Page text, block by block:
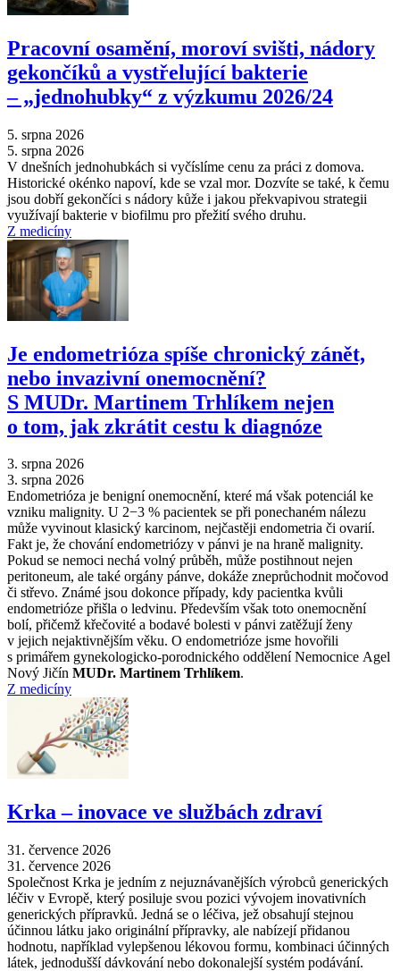
Pracovní osamění, moroví svišti, nádory
gekončíků a vystřelující bakterie
–⁠ „jednohubky“ z výzkumu 2026/24
5. srpna 2026
5. srpna 2026
V dnešních jednohubkách si vyčíslíme cenu za práci z domova.
Historické okénko napoví, kde se vzal mor. Dozvíte se také, k čemu
jsou dobří gekončíci s nádory kůže i jakou překvapivou strategii
využívají bakterie v biofilmu pro přežití svého druhu.
Z medicíny
Je endometrióza spíše chronický zánět,
nebo invazivní onemocnění?
S MUDr. Martinem Trhlíkem nejen
o tom, jak zkrátit cestu k diagnóze
3. srpna 2026
3. srpna 2026
Endometrióza je benigní onemocnění, které má však potenciál ke
vzniku malignity. U 2−3 % pacientek se při ponechaném nálezu
může vyvinout klasický karcinom, nejčastěji endometria či ovarií.
Fakt je, že chování endometriózy v pánvi je na hraně malignity.
Pokud se nemoci nechá volný průběh, může postihnout nejen
peritoneum, ale také orgány pánve, dokáže zneprůchodnit močovod
či střevo. Známé jsou dokonce případy, kdy pacientka kvůli
endometrióze přišla o ledvinu. Především však toto onemocnění
bolí, přičemž křečovité a bodavé bolesti v pánvi zatěžují ženy
v jejich nejaktivnějším věku. O endometrióze jsme hovořili
s primářem gynekologicko-porodnického oddělení Nemocnice Agel
Nový Jičín MUDr. Martinem Trhlíkem.
Z medicíny
Krka –⁠ inovace ve službách zdraví
31. července 2026
31. července 2026
Společnost Krka je jedním z nejuznávanějších výrobců generických
léčiv v Evropě, který posiluje svou pozici vývojem inovativních
generických přípravků. Jedná se o léčiva, jež obsahují stejnou
účinnou látku jako originální přípravky, ale nabízejí přidanou
hodnotu, například vylepšenou lékovou formu, kombinaci účinných
látek, jednodušší dávkování nebo dokonalejší systém podávání.